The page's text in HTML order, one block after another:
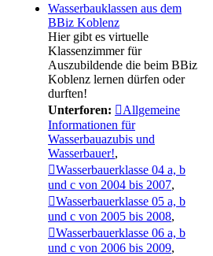
Wasserbauklassen aus dem
BBiz Koblenz
Hier gibt es virtuelle
Klassenzimmer für
Auszubildende die beim BBiz
Koblenz lernen dürfen oder
durften!
Unterforen:
Allgemeine
Informationen für
Wasserbauazubis und
Wasserbauer!,
Wasserbauerklasse 04 a, b
und c von 2004 bis 2007,
Wasserbauerklasse 05 a, b
und c von 2005 bis 2008,
Wasserbauerklasse 06 a, b
und c von 2006 bis 2009,